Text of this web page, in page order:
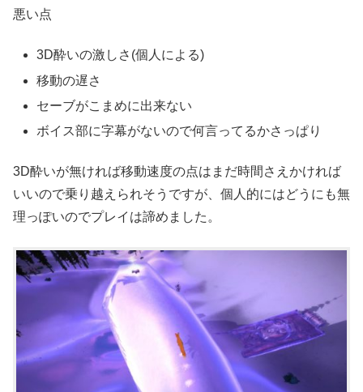
悪い点
3D酔いの激しさ(個人による)
移動の遅さ
セーブがこまめに出来ない
ボイス部に字幕がないので何言ってるかさっぱり
3D酔いが無ければ移動速度の点はまだ時間さえかければ
いいので乗り越えられそうですが、個人的にはどうにも無
理っぽいのでプレイは諦めました。